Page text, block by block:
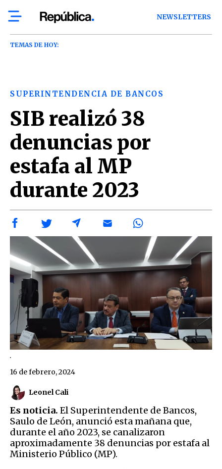
NEWSLETTERS
TEMAS DE HOY:
SUPERINTENDENCIA DE BANCOS
SIB realizó 38
denuncias por
estafa al MP
durante 2023
.
Leonel Cali
16 de febrero, 2024
Es noticia. El Superintendente de Bancos,
Saulo de León, anunció esta mañana que,
durante el año 2023, se canalizaron
aproximadamente 38 denuncias por estafa al
Ministerio Público (MP).